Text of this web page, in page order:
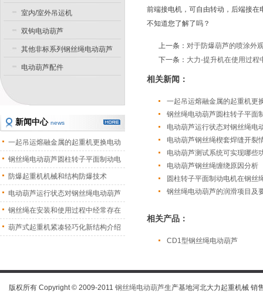
前端接电机，可自由转动，后端接
不知道您了解了吗？
上一条： 对于防爆葫芦的喷涂外
下一条： 大力-提升机在使用过程
相关新闻：
一起吊运熔融金属的起重机更
钢丝绳电动葫芦圆柱转子平面
电动葫芦运行状态对钢丝绳电
电动葫芦钢丝绳楔套焊缝开裂
电动葫芦测试系统可实现哪些
电动葫芦钢丝绳缠绕原因分析
圆柱转子平面制动电机在钢丝
钢丝绳电动葫芦的润滑项目及
相关产品：
CD1型钢丝绳电动葫芦
室内/室外吊运机
双钩电动葫芦
其他非标系列钢丝绳电动葫芦
电动葫芦配件
新闻中心 news
一起吊运熔融金属的起重机更换电动
葫 钢丝绳电动葫芦圆柱转子平面制动电
机
防爆起重机机械和结构防爆技术
电动葫芦运行状态对钢丝绳电动葫芦
振 钢丝绳在安装和使用过程中经常存在
的 葫芦式起重机紧凑轻巧化新结构介绍
版权所有 Copyright © 2009-2011 钢丝绳电动葫芦生产基地河北大力起重机械 销